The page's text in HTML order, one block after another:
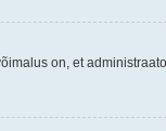
on, et